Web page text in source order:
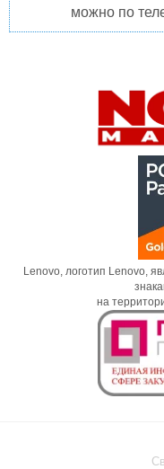
можно по
Lenovo, логотип Lenovo,
на